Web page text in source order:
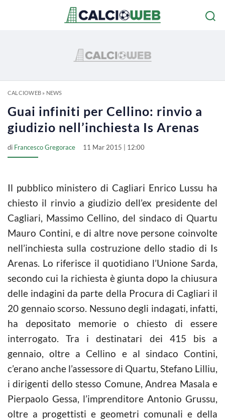
CALCIOWEB» NEWS
Guai infiniti per Cellino: rinvio a
giudizio nell’inchiesta Is Arenas
di Francesco Gregorace 11 Mar 2015 | 12:00
Il pubblico ministero di Cagliari Enrico Lussu ha
chiesto il rinvio a giudizio dell’ex presidente del
Cagliari, MassimoCellino, del sindaco di Quartu
Mauro Contini, e di altre nove persone coinvolte
nell’inchiesta sulla costruzione dello stadio di Is
Arenas. Lo riferisce il quotidiano l’Unione Sarda,
secondo cui la richiesta è giunta dopo la chiusura
delle indagini da parte della Procura di Cagliari il
20 gennaio scorso. Nessuno degli indagati, infatti,
ha depositato memorie o chiesto di essere
interrogato. Tra i destinatari dei 415 bis a
gennaio, oltre aCellino e al sindaco Contini,
c’erano anche l’assessore di Quartu, Stefano Lilliu,
i dirigenti dello stesso Comune, Andrea Masala e
Pierpaolo Gessa, l’imprenditore Antonio Grussu,
oltre a progettisti e geometri comunali e della